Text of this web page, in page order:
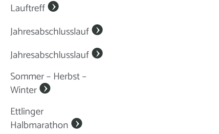
Lauftreff
Jahresabschlusslauf
Jahresabschlusslauf
Sommer – Herbst –
Winter
Ettlinger
Halbmarathon